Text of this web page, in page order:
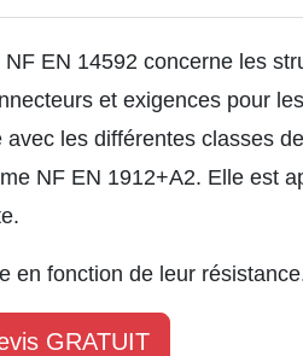
NF EN 14592 concerne les
et exigences pour
les différentes classes
NF EN 1912+A2. Elle est
en fonction de leur
GRATUIT